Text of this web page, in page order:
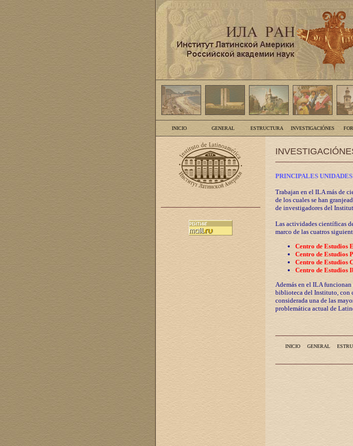
INICIO GENERAL ESTRUCTURA INVESTIGACIÓNES
PRINCIPALES
Trabajan en el ILA más de
de los cuales se han
de investigadores del
Las actividades científicas
marco de las cuatros
Centro de Estudios
Centro de Estudios
Centro de Estudios
Centro de Estudios
Además en el ILA
biblioteca del Instituto, con
considerada una de las
problemática actual de
INICIO GENERAL